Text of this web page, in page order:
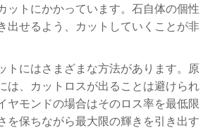
ットにかかっています。石自体の個性
出せるよう、カットしていくことが非
トにはさまざまな方法があります。原
は、カットロスが出ることは避けられ
ヤモンドの場合はそのロス率を最低限
を保ちながら最大限の輝きを引き出す